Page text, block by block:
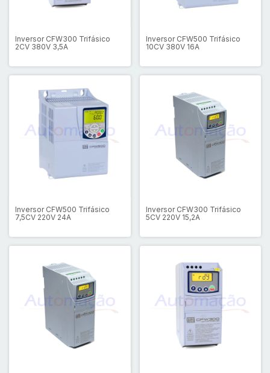
Inversor CFW300 Trifásico
2CV 380V 3,5A
Inversor CFW500 Trifásico
10CV 380V 16A
Inversor CFW500 Trifásico
7,5CV 220V 24A
Inversor CFW300 Trifásico
5CV 220V 15,2A